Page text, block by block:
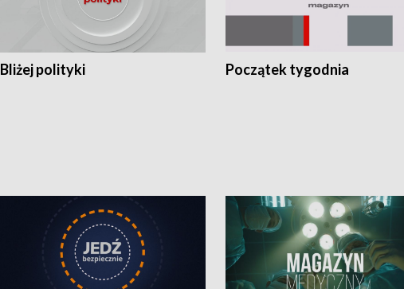
Bliżej polityki Początek tygodnia